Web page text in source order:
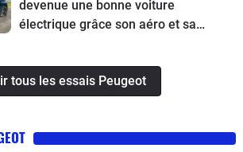
devenue une bonne voiture
électrique grâce son aéro et sa
tous les essais Peugeot